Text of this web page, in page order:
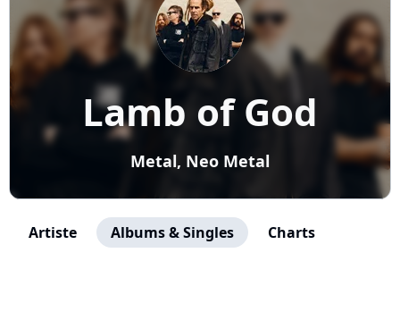
Lamb of God
Metal, Neo Metal
Artiste Albums & Singles Charts